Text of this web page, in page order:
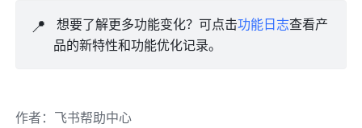
📍 想要了解更多功能变化？可点击功能日志查看产
品的新特性和功能优化记录。
作者： 飞书帮助中心